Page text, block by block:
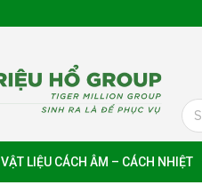
VẬT LIỆU CÁCH ÂM – CÁCH NHIỆT